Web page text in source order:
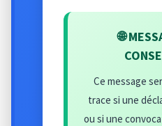
🌐
Ce message
trace si une
ou si une